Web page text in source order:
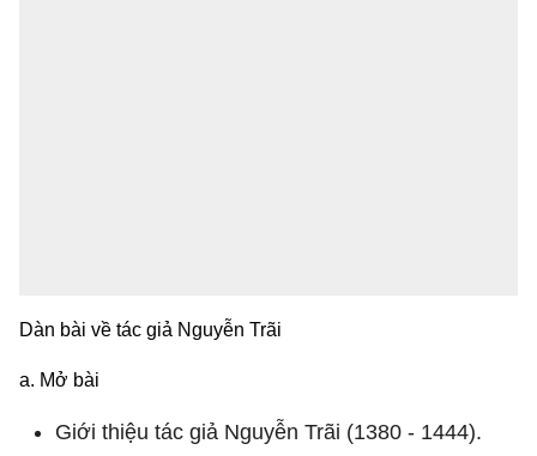
Dàn bài về tác giả Nguyễn Trãi
a. Mở bài
Giới thiệu tác giả Nguyễn Trãi (1380 - 1444).